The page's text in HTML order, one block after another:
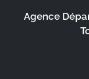
Agence